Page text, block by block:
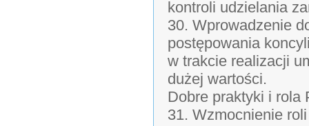
kontroli udzielania
30. Wprowadzenie
postępowania
w trakcie realizacji
dużej wartości.
Dobre praktyki i rola
31. Wzmocnienie